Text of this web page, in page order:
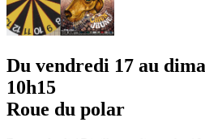
Du vendredi 17 au
10h15
Roue du polar